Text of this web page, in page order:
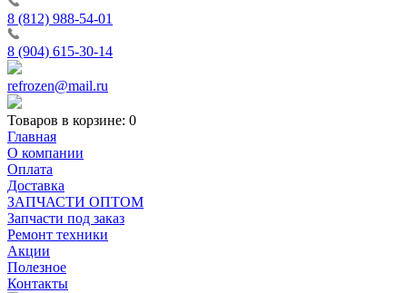
8 (812) 988-54-01
8 (904) 615-30-14
refrozen@mail.ru
Товаров в корзине: 0
Главная
О компании
Оплата
Доставка
ЗАПЧАСТИ ОПТОМ
Запчасти под заказ
Ремонт техники
Акции
Полезное
Контакты